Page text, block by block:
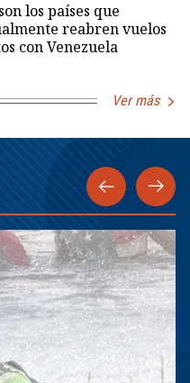
los países que
reabren vuelos
con Venezuela
Ver más